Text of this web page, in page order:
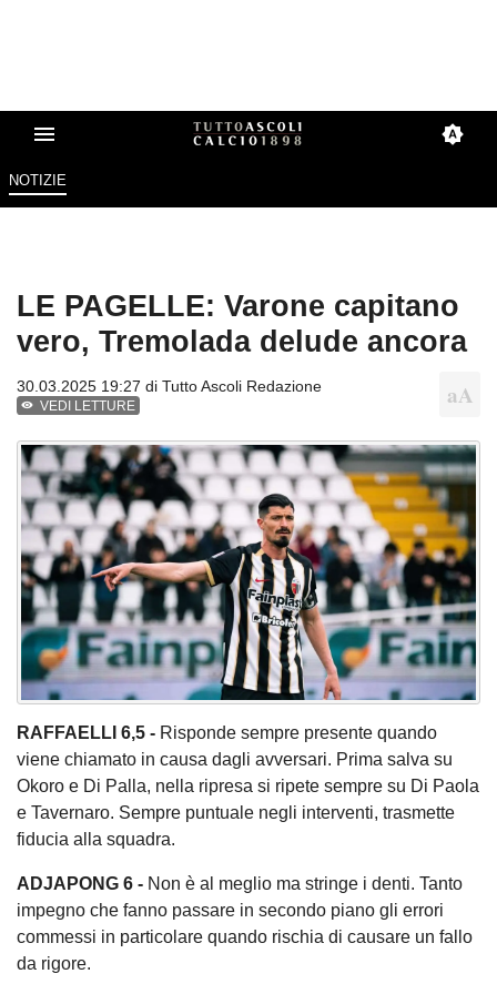
NOTIZIE
LE PAGELLE: Varone capitano
vero, Tremolada delude ancora
30.03.2025 19:27 di Tutto Ascoli Redazione
VEDI LETTURE
RAFFAELLI 6,5 - Risponde sempre presente quando
viene chiamato in causa dagli avversari. Prima salva su
Okoro e Di Palla, nella ripresa si ripete sempre su Di Paola
e Tavernaro. Sempre puntuale negli interventi, trasmette
fiducia alla squadra.
ADJAPONG 6 - Non è al meglio ma stringe i denti. Tanto
impegno che fanno passare in secondo piano gli errori
commessi in particolare quando rischia di causare un fallo
da rigore.